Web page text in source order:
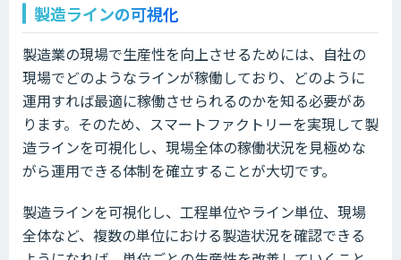
製造ラインの可視化
製造業の現場で生産性を向上させるためには、自社の
現場でどのようなラインが稼働しており、どのように
運用すれば最適に稼働させられるのかを知る必要があ
ります。そのため、スマートファクトリーを実現して製
造ラインを可視化し、現場全体の稼働状況を見極めな
がら運用できる体制を確立することが大切です。
製造ラインを可視化し、工程単位やライン単位、現場
全体など、複数の単位における製造状況を確認できる